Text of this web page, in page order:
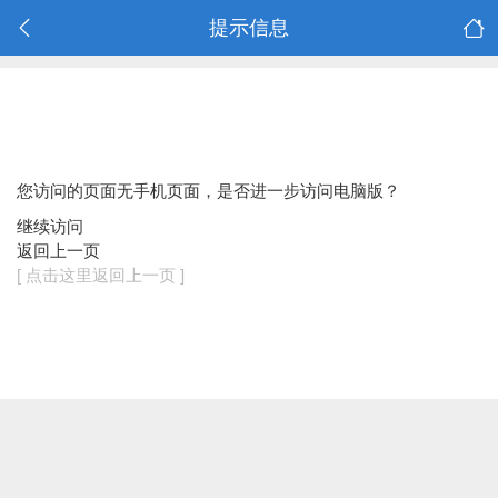
提示信息
您访问的页面无手机页面，是否进一步访问电脑版？
继续访问
返回上一页
[ 点击这里返回上一页 ]